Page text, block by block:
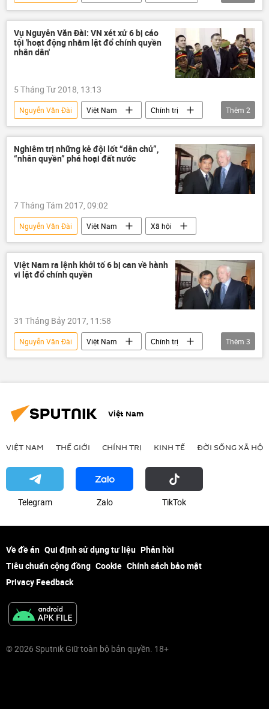
bị bắt
Chính trị
Bộ Công an Việt Nam
điều tra
cơ quan an ninh
Vụ Nguyễn Văn Đài: VN xét xử 6 bị cáo
tội 'hoạt động nhằm lật đổ chính quyền
nhân dân'
5 Tháng Tư 2018, 13:13
Nguyễn Văn Đài Việt Nam
Chính trị
VKSND Tối cao
lật đổ chính quyền
Thêm 2
Nghiêm trị những kẻ đội lốt “dân chủ”,
“nhân quyền” phá hoại đất nước
7 Tháng Tám 2017, 09:02
Nguyễn Văn Đài Việt Nam Xã hội
Việt Nam ra lệnh khởi tố 6 bị can về hành
vi lật đổ chính quyền
31 Tháng Bảy 2017, 11:58
Nguyễn Văn Đài Việt Nam
Chính trị
Bộ Công an Việt Nam
phản động
Thêm 3
Việt Nam
VIỆT NAM THẾ GIỚI CHÍNH TRỊ KINH TẾ ĐỜI SỐNG XÃ HỘI
Telegram Zalo ТikТоk
Về đề án Qui định sử dụng tư liệu Phản hồi
Tiêu chuẩn cộng đồng Cookie Chính sách bảo mật
Privacy Feedback
© 2026 Sputnik Giữ toàn bộ bản quyền. 18+